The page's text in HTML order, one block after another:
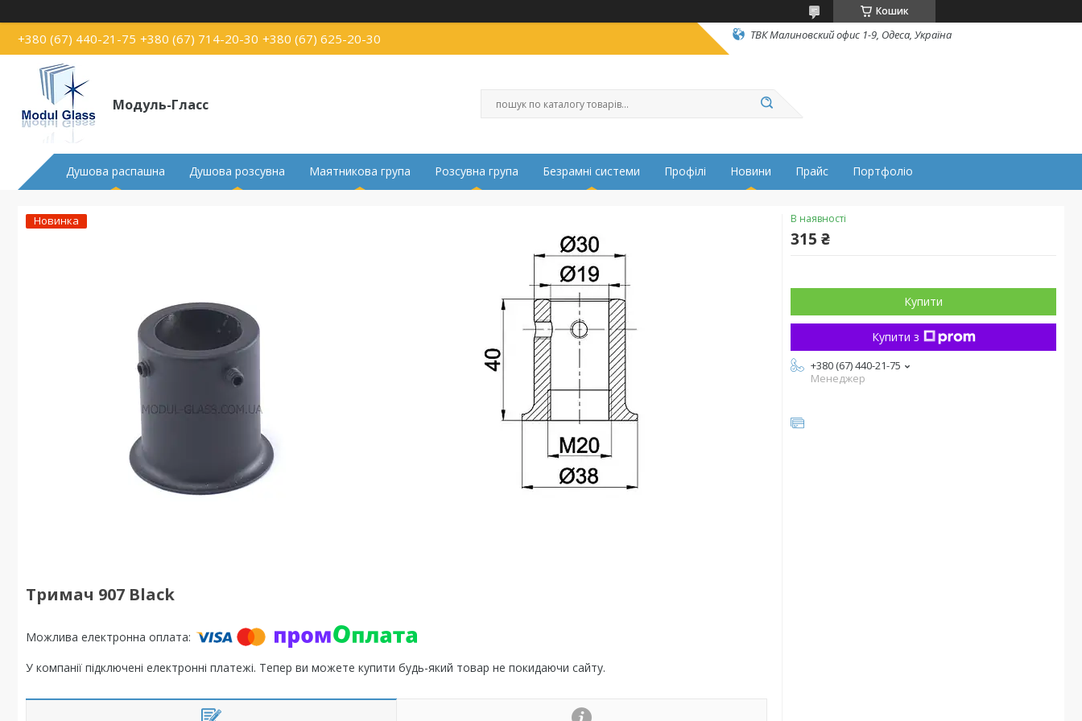
Кошик
+380 (67) 440-21-75 +380 (67) 714-20-30 +380 (67) 625-20-30 ТВК Малиновский офис 1-9, Одеса, Україна
Модуль-Гласс
Душова распашна Душова розсувна Маятникова група Розсувна група Безрамні системи Профілі Новини Прайс Портфоліо
Новинка
Тримач 907 Black
У компанії підключені електронні платежі. Тепер ви можете купити будь-який товар не покидаючи сайту.
В наявності
315 ₴
Купити
Купити з
+380 (67) 440-21-75
Менеджер